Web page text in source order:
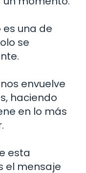
es una de
se
envuelve
haciendo
en lo más
esta
el mensaje